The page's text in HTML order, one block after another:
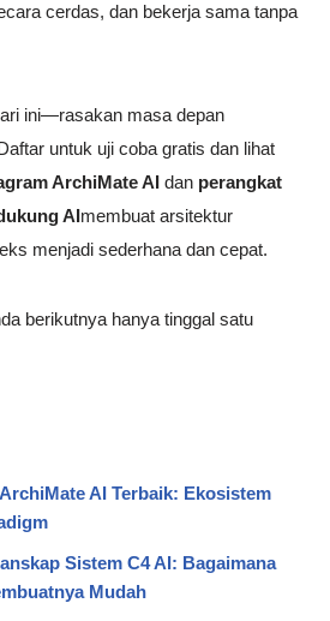
cerdas, dan bekerja sama tanpa
ini—rasakan masa depan
untuk uji coba gratis dan lihat
ArchiMate AI dan perangkat
AImembuat arsitektur
menjadi sederhana dan cepat.
berikutnya hanya tinggal satu
AI Terbaik: Ekosistem
Sistem C4 AI: Bagaimana
Mudah